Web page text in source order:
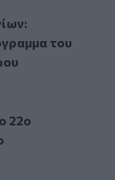
του
αντιπολεμικό
22ο